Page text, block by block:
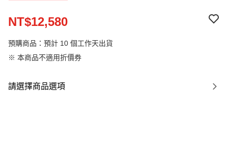
NT$12,580
預購商品：預計 10 個工作天出貨
※ 本商品不適用折價券
請選擇商品選項